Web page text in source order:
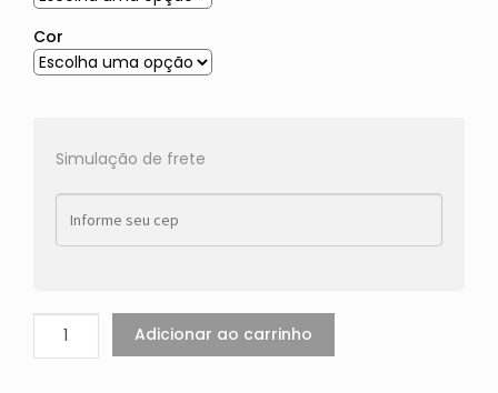
Cor
Simulação de frete
Adicionar ao carrinho